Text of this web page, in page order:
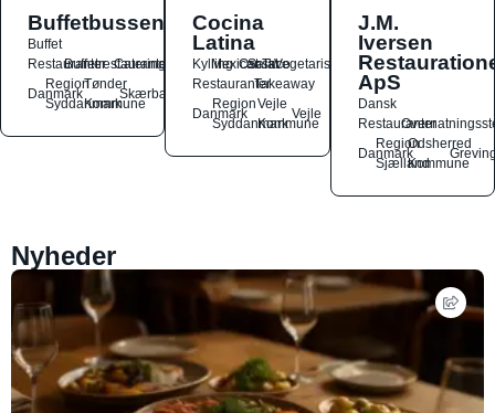
Buffetbussen
Buffet
Restauranter
Buffetrestauranter
Catering
Danmark
Region
Syddanmark
Tønder
Kommune
Skærbæk
Cocina
Latina
Kylling
Mexicansk
OstSalat
TacoVegetarisk
RestauranterTakeaway
Danmark
Region
Syddanmark
Vejle
Kommune
Vejle
J.M.
Iversen
ApS
Dansk
Restauranter
Danmark
Region
Sjælland
Odsherred
Kommune
Nyheder